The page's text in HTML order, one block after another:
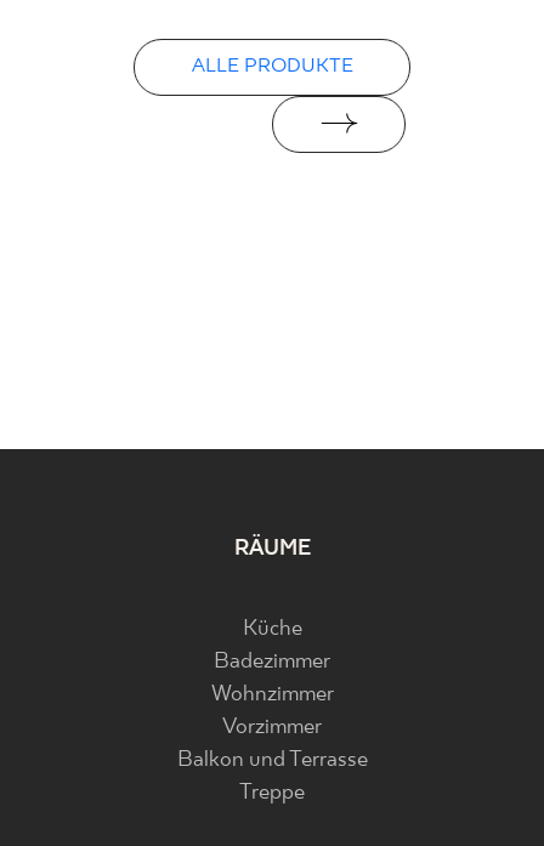
ALLE PRODUKTE
RÄUME
Küche
Badezimmer
Wohnzimmer
Vorzimmer
Balkon und Terrasse
Treppe